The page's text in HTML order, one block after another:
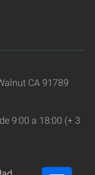
CA 91789
9:00 a 18:00 (+ 3